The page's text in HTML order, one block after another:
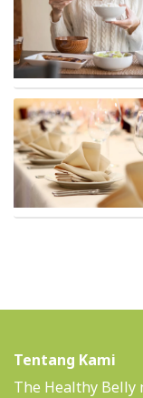
Tentang Kami
The Healthy Belly